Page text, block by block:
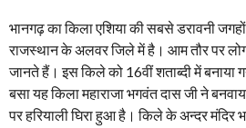
s
a
g
o
भानगढ़ का किला एशिया की सबसे डरावनी
राजस्थान के अलवर जिले में है। आम तौर पर
जानते हैं। इस किले को 16वीं शताब्दी में बनाया
बसा यह किला महाराजा भगवंत दास जी ने
पर हरियाली घिरा हुआ है। किले के अन्दर मंदिर